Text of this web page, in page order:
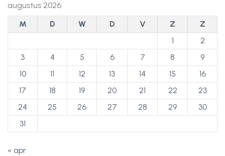
augustus 2026
M
D W D V Z
Z
1
2
3
4 5 6 7 8
9
10
11 12 13 14 15
16
17
18 19 20 21 22
23
24
25 26 27 28 29
30
31
« apr